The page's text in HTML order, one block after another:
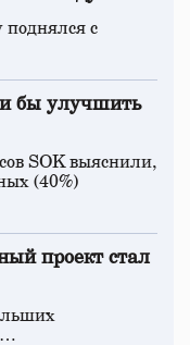
поднялся с
бы улучшить
SOK выяснили,
(40%)
проект стал